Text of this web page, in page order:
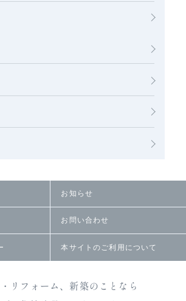
お知らせ
お問い合わせ
本サイトのご利用について
リフォーム、新築のことなら